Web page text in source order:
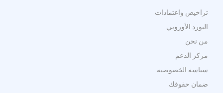
تراخيص واعتمادات
البورد الأوروبي
من نحن
مركز الدعم
سياسة الخصوصية
ضمان حقوقك